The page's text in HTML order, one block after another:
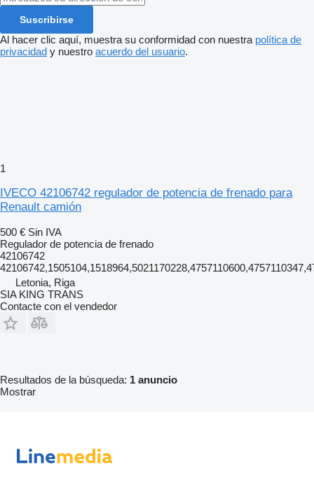
Suscribirse
Al hacer clic aquí, muestra su conformidad con nuestra política de
privacidad y nuestro acuerdo del usuario.
1
IVECO 42106742 regulador de potencia de frenado para
Renault camión
500 € Sin IVA
Regulador de potencia de frenado
42106742
Letonia, Riga
SIA KING TRANS
Contacte con el vendedor
Resultados de la búsqueda: 1 anuncio
Mostrar